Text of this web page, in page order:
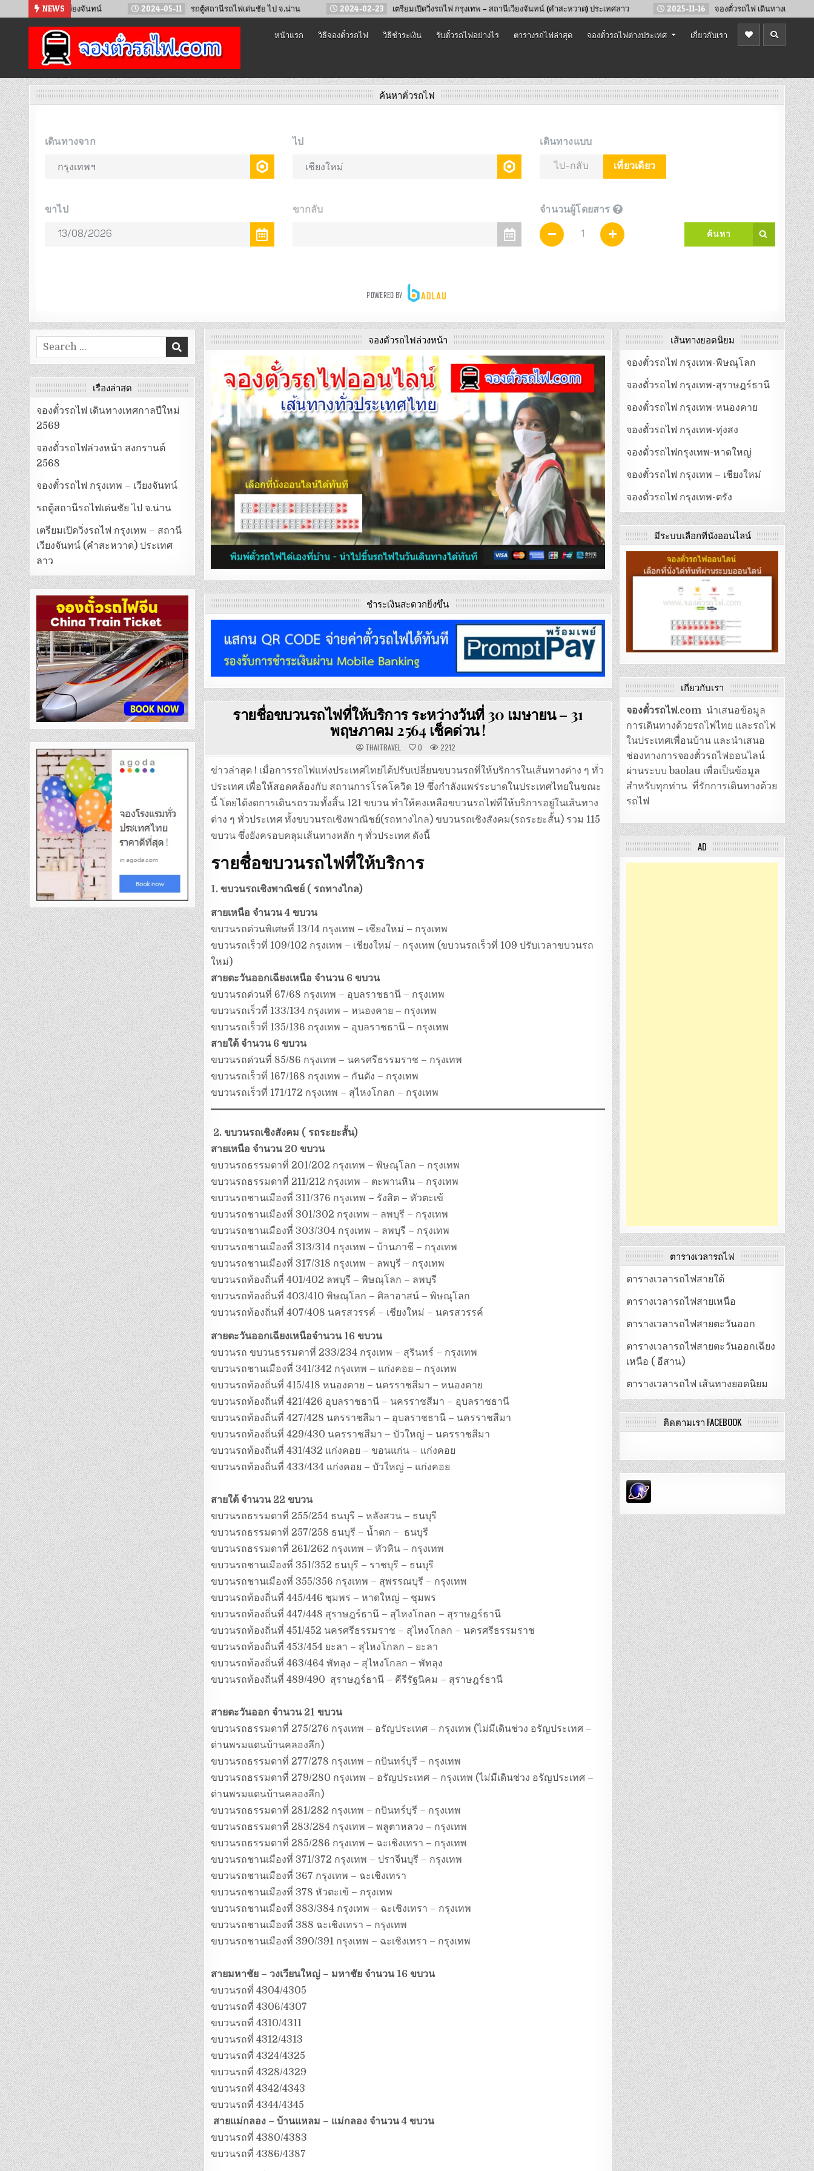
NEWS
– เวียงจันทน์ 2024-05-11 รถตู้สถานีรถไฟเด่นชัย ไป จ.น่าน 2024-02-23 เตรียมเปิดวิ่งรถไฟ กรุงเทพ – สถานีเวียงจันทน์ (คำสะหวาด) ประเทศลาว 2025-11-16 จองตั๋วรถไฟ เดินทางเทศกาลปีใหม่ 2569
จองตั๋วรถไฟออนไลน์
จำหน่ายตั๋วรถไฟล่วงหน้า จองได้ 24 ชั่วโมง
หน้าแรก วิธีจองตั๋วรถไฟ วิธีชำระเงิน รับตั๋วรถไฟอย่างไร ตารางรถไฟล่าสุด จองตั๋วรถไฟต่างประเทศ เกี่ยวกับเรา
ค้นหาตั๋วรถไฟ
จองตั๋วรถไฟล่วงหน้า
ชำระเงินสะดวกยิ่งขึ้น
รายชื่อขบวนรถไฟที่ให้บริการ ระหว่างวันที่ 30 เมษายน – 31
พฤษภาคม 2564 เช็คด่วน !
THAITRAVEL 0 2212
ข่าวล่าสุด ! เมื่อการรถไฟแห่งประเทศไทยได้ปรับเปลี่ยนขบวนรถที่ให้บริการในเส้นทางต่าง ๆ ทั่ว
ประเทศ เพื่อให้สอดคล้องกับ สถานการโรคโควิด 19 ซึ่งกำลังแพร่ระบาดในประเทศไทยในขณะ
นี้ โดยได้งดการเดินรถรวมทั้งสิ้น 121 ขบวน ทำให้คงเหลือขบวนรถไฟที่ให้บริการอยู่ในเส้นทาง
ต่าง ๆ ทั่วประเทศ ทั้งขบวนรถเชิงพาณิชย์(รถทางไกล) ขบวนรถเชิงสังคม(รถระยะสั้น) รวม 115
ขบวน ซึ่งยังครอบคลุมเส้นทางหลัก ๆ ทั่วประเทศ ดังนี้
รายชื่อขบวนรถไฟที่ให้บริการ
1. ขบวนรถเชิงพาณิชย์ ( รถทางไกล)
สายเหนือ จำนวน 4 ขบวน
ขบวนรถด่วนพิเศษที่ 13/14 กรุงเทพ – เชียงใหม่ – กรุงเทพ
ขบวนรถเร็วที่ 109/102 กรุงเทพ – เชียงใหม่ – กรุงเทพ (ขบวนรถเร็วที่ 109 ปรับเวลาขบวนรถ
ใหม่)
สายตะวันออกเฉียงเหนือ จำนวน 6 ขบวน
ขบวนรถด่วนที่ 67/68 กรุงเทพ – อุบลราชธานี – กรุงเทพ
ขบวนรถเร็วที่ 133/134 กรุงเทพ – หนองคาย – กรุงเทพ
ขบวนรถเร็วที่ 135/136 กรุงเทพ – อุบลราชธานี – กรุงเทพ
สายใต้ จำนวน 6 ขบวน
ขบวนรถด่วนที่ 85/86 กรุงเทพ – นครศรีธรรมราช – กรุงเทพ
ขบวนรถเร็วที่ 167/168 กรุงเทพ – กันตัง – กรุงเทพ
ขบวนรถเร็วที่ 171/172 กรุงเทพ – สุไหงโกลก – กรุงเทพ
2. ขบวนรถเชิงสังคม ( รถระยะสั้น)
สายเหนือ จำนวน 20 ขบวน
ขบวนรถธรรมดาที่ 201/202 กรุงเทพ – พิษณุโลก – กรุงเทพ
ขบวนรถธรรมดาที่ 211/212 กรุงเทพ – ตะพานหิน – กรุงเทพ
ขบวนรถชานเมืองที่ 311/376 กรุงเทพ – รังสิต – หัวตะเข้
ขบวนรถชานเมืองที่ 301/302 กรุงเทพ – ลพบุรี – กรุงเทพ
ขบวนรถชานเมืองที่ 303/304 กรุงเทพ – ลพบุรี – กรุงเทพ
ขบวนรถชานเมืองที่ 313/314 กรุงเทพ – บ้านภาชี – กรุงเทพ
ขบวนรถชานเมืองที่ 317/318 กรุงเทพ – ลพบุรี – กรุงเทพ
ขบวนรถท้องถิ่นที่ 401/402 ลพบุรี – พิษณุโลก – ลพบุรี
ขบวนรถท้องถิ่นที่ 403/410 พิษณุโลก – ศิลาอาสน์ – พิษณุโลก
ขบวนรถท้องถิ่นที่ 407/408 นครสวรรค์ – เชียงใหม่ – นครสวรรค์
สายตะวันออกเฉียงเหนือจำนวน 16 ขบวน
ขบวนรถ ขบวนธรรมดาที่ 233/234 กรุงเทพ – สุรินทร์ – กรุงเทพ
ขบวนรถชานเมืองที่ 341/342 กรุงเทพ – แก่งคอย – กรุงเทพ
ขบวนรถท้องถิ่นที่ 415/418 หนองคาย – นครราชสีมา – หนองคาย
ขบวนรถท้องถิ่นที่ 421/426 อุบลราชธานี – นครราชสีมา – อุบลราชธานี
ขบวนรถท้องถิ่นที่ 427/428 นครราชสีมา – อุบลราชธานี – นครราชสีมา
ขบวนรถท้องถิ่นที่ 429/430 นครราชสีมา – บัวใหญ่ – นครราชสีมา
ขบวนรถท้องถิ่นที่ 431/432 แก่งคอย – ขอนแก่น – แก่งคอย
ขบวนรถท้องถิ่นที่ 433/434 แก่งคอย – บัวใหญ่ – แก่งคอย
สายใต้ จำนวน 22 ขบวน
ขบวนรถธรรมดาที่ 255/254 ธนบุรี – หลังสวน – ธนบุรี
ขบวนรถธรรมดาที่ 257/258 ธนบุรี – น้ำตก – ธนบุรี
ขบวนรถธรรมดาที่ 261/262 กรุงเทพ – หัวหิน – กรุงเทพ
ขบวนรถชานเมืองที่ 351/352 ธนบุรี – ราชบุรี – ธนบุรี
ขบวนรถชานเมืองที่ 355/356 กรุงเทพ – สุพรรณบุรี – กรุงเทพ
ขบวนรถท้องถิ่นที่ 445/446 ชุมพร – หาดใหญ่ – ชุมพร
ขบวนรถท้องถิ่นที่ 447/448 สุราษฎร์ธานี – สุไหงโกลก – สุราษฎร์ธานี
ขบวนรถท้องถิ่นที่ 451/452 นครศรีธรรมราช – สุไหงโกลก – นครศรีธรรมราช
ขบวนรถท้องถิ่นที่ 453/454 ยะลา – สุไหงโกลก – ยะลา
ขบวนรถท้องถิ่นที่ 463/464 พัทลุง – สุไหงโกลก – พัทลุง
ขบวนรถท้องถิ่นที่ 489/490 สุราษฎร์ธานี – คีรีรัฐนิคม – สุราษฎร์ธานี
สายตะวันออก จำนวน 21 ขบวน
ขบวนรถธรรมดาที่ 275/276 กรุงเทพ – อรัญประเทศ – กรุงเทพ (ไม่มีเดินช่วง อรัญประเทศ –
ด่านพรมแดนบ้านคลองลึก)
ขบวนรถธรรมดาที่ 277/278 กรุงเทพ – กบินทร์บุรี – กรุงเทพ
ขบวนรถธรรมดาที่ 279/280 กรุงเทพ – อรัญประเทศ – กรุงเทพ (ไม่มีเดินช่วง อรัญประเทศ –
ด่านพรมแดนบ้านคลองลึก)
ขบวนรถธรรมดาที่ 281/282 กรุงเทพ – กบินทร์บุรี – กรุงเทพ
ขบวนรถธรรมดาที่ 283/284 กรุงเทพ – พลูตาหลวง – กรุงเทพ
ขบวนรถธรรมดาที่ 285/286 กรุงเทพ – ฉะเชิงเทรา – กรุงเทพ
ขบวนรถชานเมืองที่ 371/372 กรุงเทพ – ปราจีนบุรี – กรุงเทพ
ขบวนรถชานเมืองที่ 367 กรุงเทพ – ฉะเชิงเทรา
ขบวนรถชานเมืองที่ 378 หัวตะเข้ – กรุงเทพ
ขบวนรถชานเมืองที่ 383/384 กรุงเทพ – ฉะเชิงเทรา – กรุงเทพ
ขบวนรถชานเมืองที่ 388 ฉะเชิงเทรา – กรุงเทพ
ขบวนรถชานเมืองที่ 390/391 กรุงเทพ – ฉะเชิงเทรา – กรุงเทพ
สายมหาชัย – วงเวียนใหญ่ – มหาชัย จำนวน 16 ขบวน
ขบวนรถที่ 4304/4305
ขบวนรถที่ 4306/4307
ขบวนรถที่ 4310/4311
ขบวนรถที่ 4312/4313
ขบวนรถที่ 4324/4325
ขบวนรถที่ 4328/4329
ขบวนรถที่ 4342/4343
ขบวนรถที่ 4344/4345
สายแม่กลอง – บ้านแหลม – แม่กลอง จำนวน 4 ขบวน
ขบวนรถที่ 4380/4383
ขบวนรถที่ 4386/4387
Search
for:
เรื่องล่าสุด
จองตั๋วรถไฟ เดินทางเทศกาลปีใหม่
2569
จองตั๋วรถไฟล่วงหน้า สงกรานต์
2568
จองตั๋วรถไฟ กรุงเทพ – เวียงจันทน์
รถตู้สถานีรถไฟเด่นชัย ไป จ.น่าน
เตรียมเปิดวิ่งรถไฟ กรุงเทพ – สถานี
เวียงจันทน์ (คำสะหวาด) ประเทศ
ลาว
เส้นทางยอดนิยม
จองตั๋วรถไฟ กรุงเทพ-พิษณุโลก
จองตั๋วรถไฟ กรุงเทพ-สุราษฎร์ธานี
จองตั๋วรถไฟ กรุงเทพ-หนองคาย
จองตั๋วรถไฟ กรุงเทพ-ทุ่งสง
จองตั๋วรถไฟกรุงเทพ-หาดใหญ่
จองตั๋วรถไฟ กรุงเทพ – เชียงใหม่
จองตั๋วรถไฟ กรุงเทพ-ตรัง
มีระบบเลือกที่นั่งออนไลน์
เกี่ยวกับเรา
จองตั๋วรถไฟ.com นำเสนอข้อมูล
การเดินทางด้วยรถไฟไทย และรถไฟ
ในประเทศเพื่อนบ้าน และนำเสนอ
ช่องทางการจองตั๋วรถไฟออนไลน์
ผ่านระบบ baolau เพื่อเป็นข้อมูล
สำหรับทุกท่าน ที่รักการเดินทางด้วย
รถไฟ
AD
ตารางเวลารถไฟ
ตารางเวลารถไฟสายใต้
ตารางเวลารถไฟสายเหนือ
ตารางเวลารถไฟสายตะวันออก
ตารางเวลารถไฟสายตะวันออกเฉียง
เหนือ ( อีสาน)
ตารางเวลารถไฟ เส้นทางยอดนิยม
ติดตามเรา FACEBOOK